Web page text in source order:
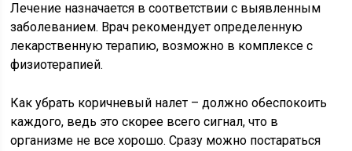
Лечение назначается в соответствии с выявленным
заболеванием. Врач рекомендует определенную
лекарственную терапию, возможно в комплексе с
физиотерапией.
Как убрать коричневый налет – должно обеспокоить
каждого, ведь это скорее всего сигнал, что в
организме не все хорошо. Сразу можно постараться